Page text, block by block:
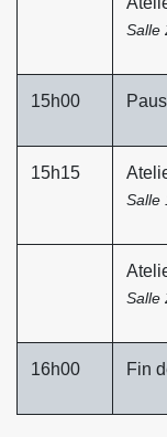
Salle
15h00
15h15
Salle
Salle
16h00 Fin